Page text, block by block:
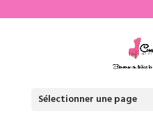
Sélectionner une page